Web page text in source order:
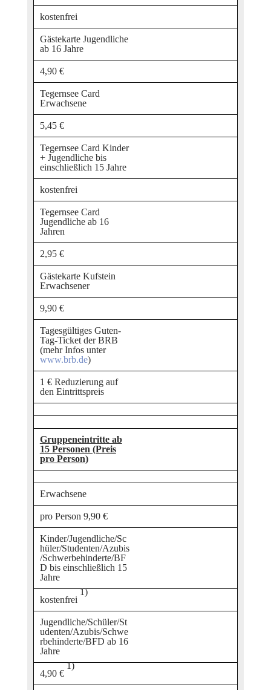
kostenfrei
Gästekarte Jugendliche
ab 16 Jahre
4,90 €
Tegernsee Card
Erwachsene
5,45 €
Tegernsee Card Kinder
+ Jugendliche bis
einschließlich 15 Jahre
kostenfrei
Tegernsee Card
Jugendliche ab 16
Jahren
2,95 €
Gästekarte Kufstein
Erwachsener
9,90 €
Tagesgültiges Guten-
Tag-Ticket der BRB
(mehr Infos unter
www.brb.de)
1 € Reduzierung auf
den Eintrittspreis
Gruppeneintritte ab
15 Personen (Preis
pro Person)
Erwachsene
pro Person 9,90 €
Kinder/Jugendliche/Sc
hüler/Studenten/Azubis
/Schwerbehinderte/BF
D bis einschließlich 15
Jahre
kostenfrei
1)
Jugendliche/Schüler/St
udenten/Azubis/Schwe
rbehinderte/BFD ab 16
Jahre
4,90 €
1)